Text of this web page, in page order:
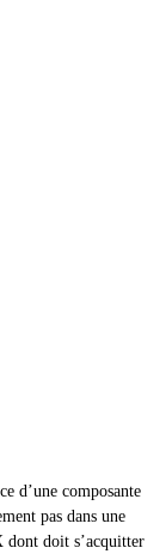
d’une composante
pas dans une
dont doit s’acquitter